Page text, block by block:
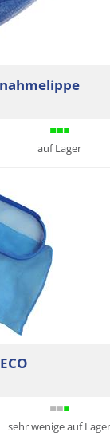
auf Lager
sehr wenige auf Lager